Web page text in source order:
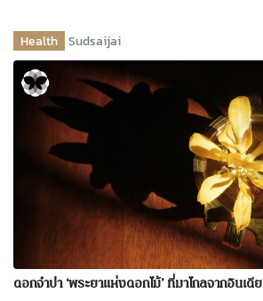
Health Sudsaijai
ดอกจำปา ‘พระยาแห่งดอกไม้’ ที่มาไกลจากอินเดีย